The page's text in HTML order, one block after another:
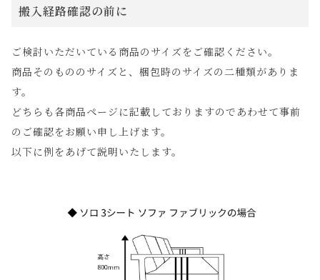
搬入経路確認の前に
ご検討いただいている商品のサイズをご確認ください。
商品そのもののサイズと、梱包時のサイズの二種類がありま
す。
どちらも各商品ページに記載しておりますのであわせて事前
のご確認をお願い申し上げます。
以下に例をあげて説明いたします。